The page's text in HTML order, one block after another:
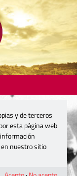
y de terceros
esta página web
nuestro sitio